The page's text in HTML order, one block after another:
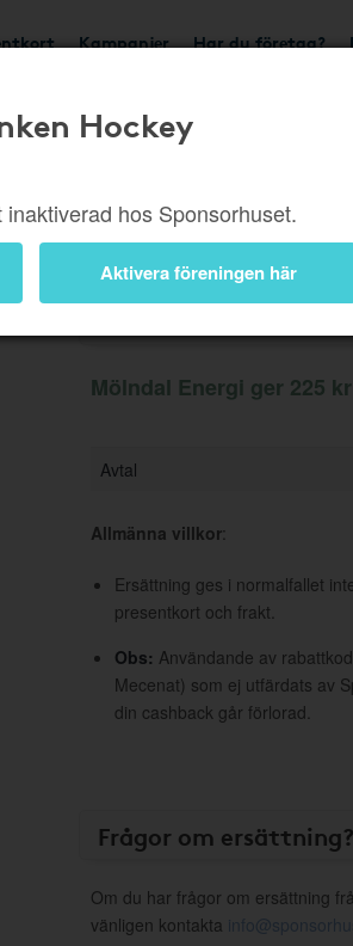
Kampanjer Har du företag?
Hockey
hos Sponsorhuset.
Aktivera föreningen här
Mölndal Energi ger 225
Avtal
Allmänna villkor:
Ersättning ges i normalfallet
presentkort och frakt.
Obs: Användande av
Mecenat) som ej utfärdats av
din cashback går förlorad.
Frågor om ersättning?
Om du har frågor om ersättning
vänligen kontakta